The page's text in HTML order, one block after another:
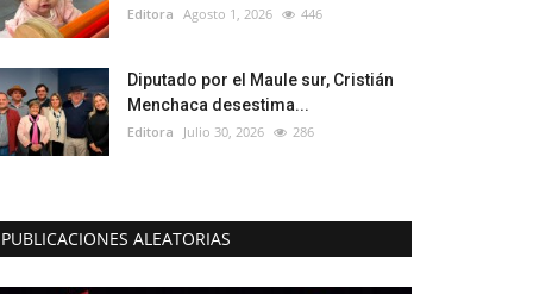
Editora Agosto 1, 2026 446
Diputado por el Maule sur, Cristián
Menchaca desestima...
Editora Julio 30, 2026 286
PUBLICACIONES ALEATORIAS